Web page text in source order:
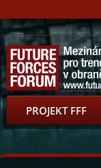
PROJEKT FFF